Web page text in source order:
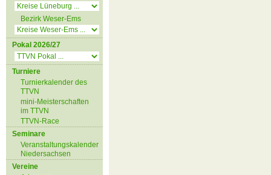
Bezirk Weser-Ems
Pokal 2026/27
Turniere
Turnierkalender des
TTVN
mini-Meisterschaften
im TTVN
TTVN-Race
Seminare
Veranstaltungskalender
Niedersachsen
Vereine